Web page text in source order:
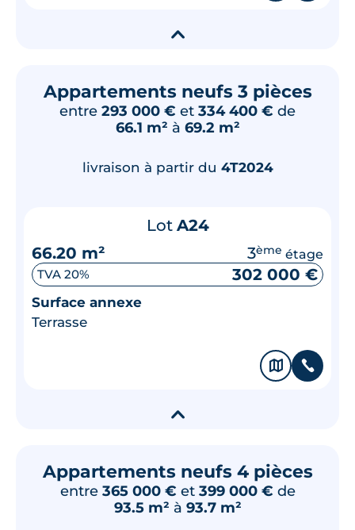
▾
Appartements neufs 3 pièces
entre 293 000 € et 334 400 € de
66.1 m² à 69.2 m²
livraison à partir du 4T2024
Lot A24
66.20 m²
3ème étage
TVA 20% 302 000 €
Surface annexe
Terrasse
🗞 📞
▾
Appartements neufs 4 pièces
entre 365 000 € et 399 000 € de
93.5 m² à 93.7 m²